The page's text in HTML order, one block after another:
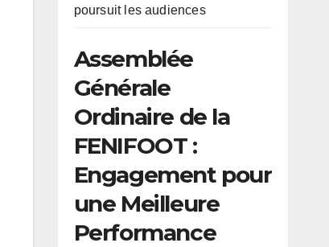
poursuit les audiences
Assemblée
Générale
Ordinaire de la
FENIFOOT :
Engagement pour
une Meilleure
Performance